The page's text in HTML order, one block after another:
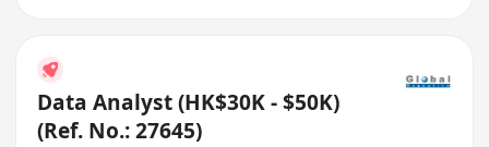
Data Analyst (HK$30K - $50K)
(Ref. No.: 27645)